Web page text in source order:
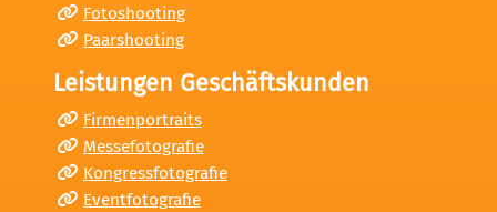
Fotoshooting
Paarshooting
Leistungen Geschäftskunden
Firmenportraits
Messefotografie
Kongressfotografie
Eventfotografie